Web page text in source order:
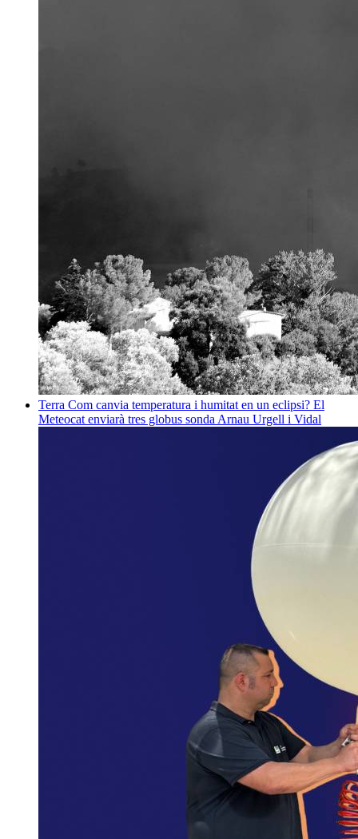
Terra Com canvia temperatura i humitat en un eclipsi? El
Meteocat enviarà tres globus sonda Arnau Urgell i Vidal